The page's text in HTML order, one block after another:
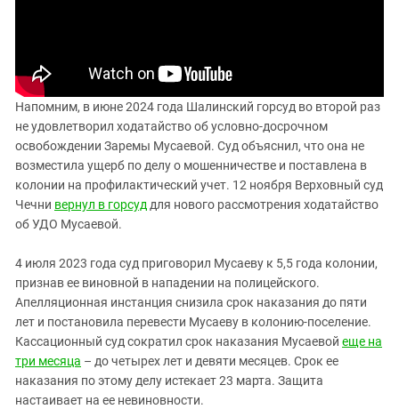
Напомним, в июне 2024 года Шалинский горсуд во второй раз
не удовлетворил ходатайство об условно-досрочном
освобождении Заремы Мусаевой. Суд объяснил, что она не
возместила ущерб по делу о мошенничестве и поставлена в
колонии на профилактический учет. 12 ноября Верховный суд
Чечни вернул в горсуд для нового рассмотрения ходатайство
об УДО Мусаевой.
4 июля 2023 года суд приговорил Мусаеву к 5,5 года колонии,
признав ее виновной в нападении на полицейского.
Апелляционная инстанция снизила срок наказания до пяти
лет и постановила перевести Мусаеву в колонию-поселение.
Кассационный суд сократил срок наказания Мусаевой еще на
три месяца – до четырех лет и девяти месяцев. Срок ее
наказания по этому делу истекает 23 марта. Защита
настаивает на ее невиновности.